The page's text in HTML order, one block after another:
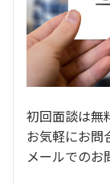
初回面談は無
お気軽にお問
メールでのお